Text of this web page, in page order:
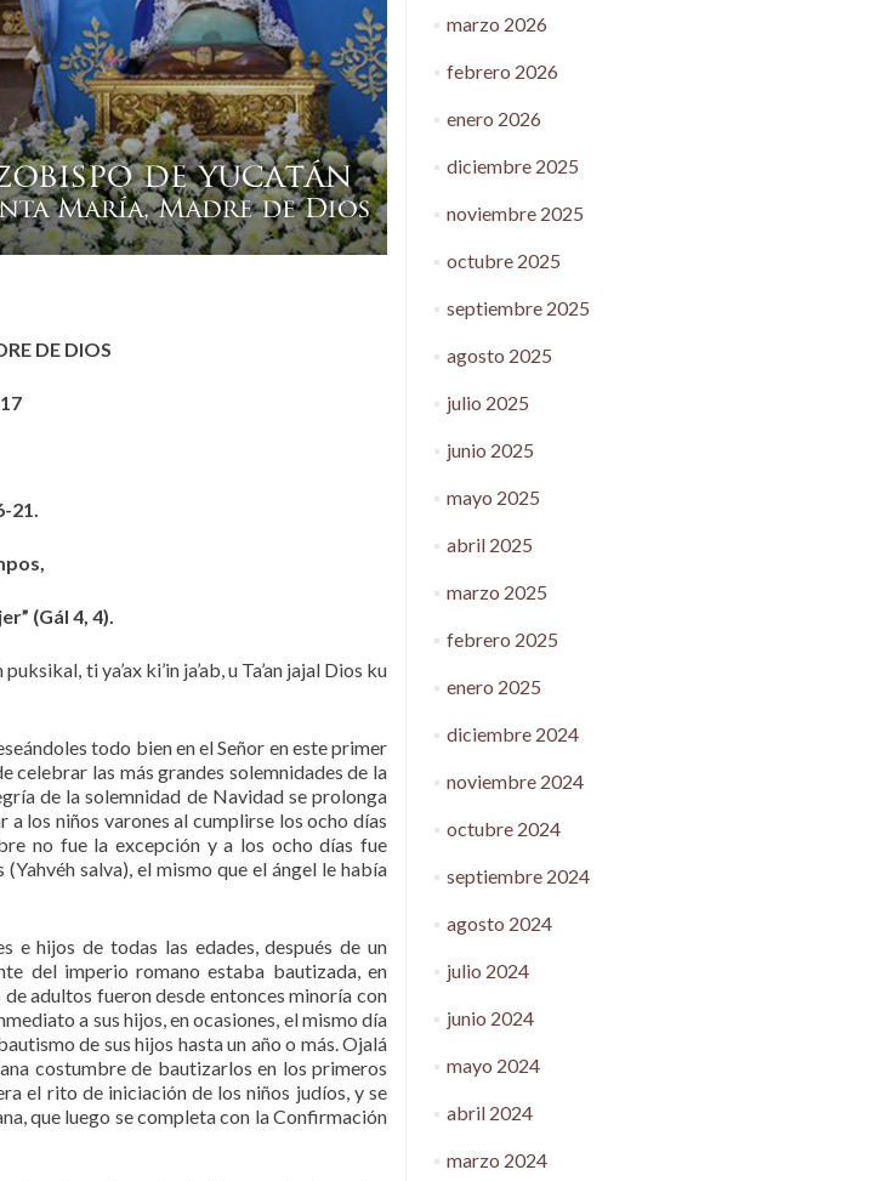
DE DIOS
21.
(Gál 4, 4).
ti ya’ax ki’in ja’ab, u Ta’an jajal Dios ku
todo bien en el Señor en este primer
celebrar las más grandes solemnidades de la
de la solemnidad de Navidad se prolonga
los niños varones al cumplirse los ocho días
no fue la excepción y a los ocho días fue
salva), el mismo que el ángel le había
e hijos de todas las edades, después de un
del imperio romano estaba bautizada, en
adultos fueron desde entonces minoría con
a sus hijos, en ocasiones, el mismo día
de sus hijos hasta un año o más. Ojalá
costumbre de bautizarlos en los primeros
el rito de iniciación de los niños judíos, y se
que luego se completa con la Confirmación
marzo 2026
febrero 2026
enero 2026
diciembre 2025
noviembre 2025
octubre 2025
septiembre 2025
agosto 2025
julio 2025
junio 2025
mayo 2025
abril 2025
marzo 2025
febrero 2025
enero 2025
diciembre 2024
noviembre 2024
octubre 2024
septiembre 2024
agosto 2024
julio 2024
junio 2024
mayo 2024
abril 2024
marzo 2024